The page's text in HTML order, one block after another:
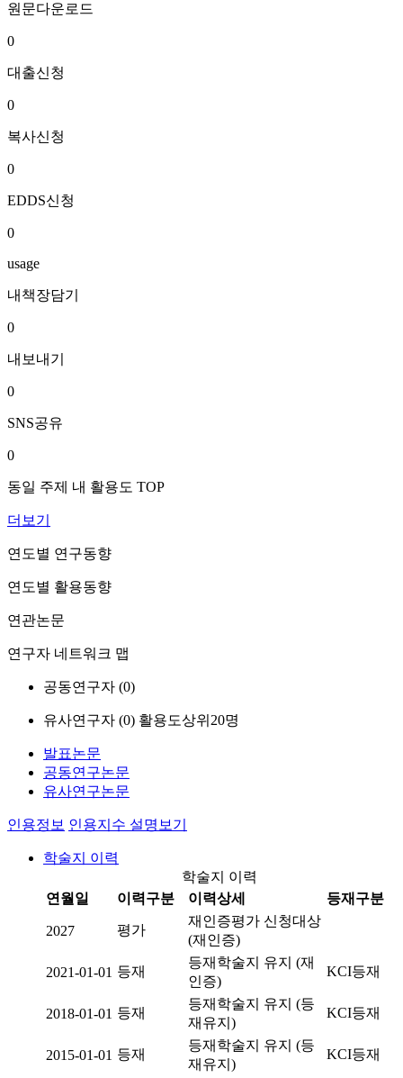
원문다운로드
0
대출신청
0
복사신청
0
EDDS신청
0
usage
내책장담기
0
내보내기
0
SNS공유
0
동일 주제 내 활용도 TOP
더보기
연도별 연구동향
연도별 활용동향
연관논문
연구자 네트워크 맵
공동연구자 (0)
유사연구자 (0) 활용도상위20명
발표논문
공동연구논문
유사연구논문
인용정보 인용지수 설명보기
학술지 이력
학술지 이력
연월일
이력구분 이력상세 등재구분
2027 평가
재인증평가 신청대상
(재인증)
2021-01-01 등재
등재학술지 유지 (재
인증)
KCI등재
2018-01-01 등재
등재학술지 유지 (등
재유지)
KCI등재
2015-01-01 등재
등재학술지 유지 (등
재유지)
KCI등재